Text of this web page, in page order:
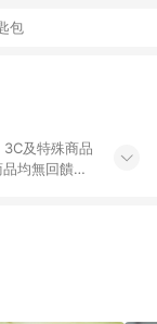
包
及特殊商品
] -內接硬
之商品：商